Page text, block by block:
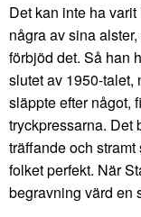
Det kan inte ha
några av sina
förbjöd det. Så han
slutet av 1950-talet,
släppte efter något,
tryckpressarna. Det
träffande och
folket perfekt. När
begravning värd en